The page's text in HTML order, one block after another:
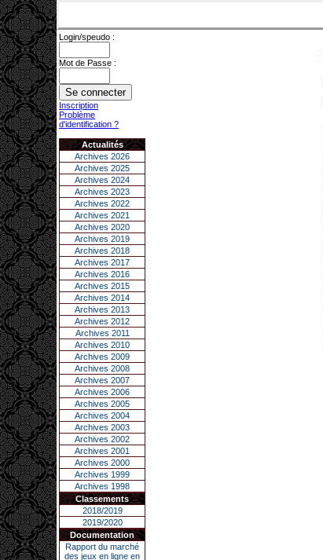
Login/speudo :
Mot de Passe :
Inscription
Problème
d'identification ?
Actualités
Archives 2026
Archives 2025
Archives 2024
Archives 2023
Archives 2022
Archives 2021
Archives 2020
Archives 2019
Archives 2018
Archives 2017
Archives 2016
Archives 2015
Archives 2014
Archives 2013
Archives 2012
Archives 2011
Archives 2010
Archives 2009
Archives 2008
Archives 2007
Archives 2006
Archives 2005
Archives 2004
Archives 2003
Archives 2002
Archives 2001
Archives 2000
Archives 1999
Archives 1998
Classements
2018/2019
2019/2020
Documentation
Rapport du marché
des jeux en ligne en